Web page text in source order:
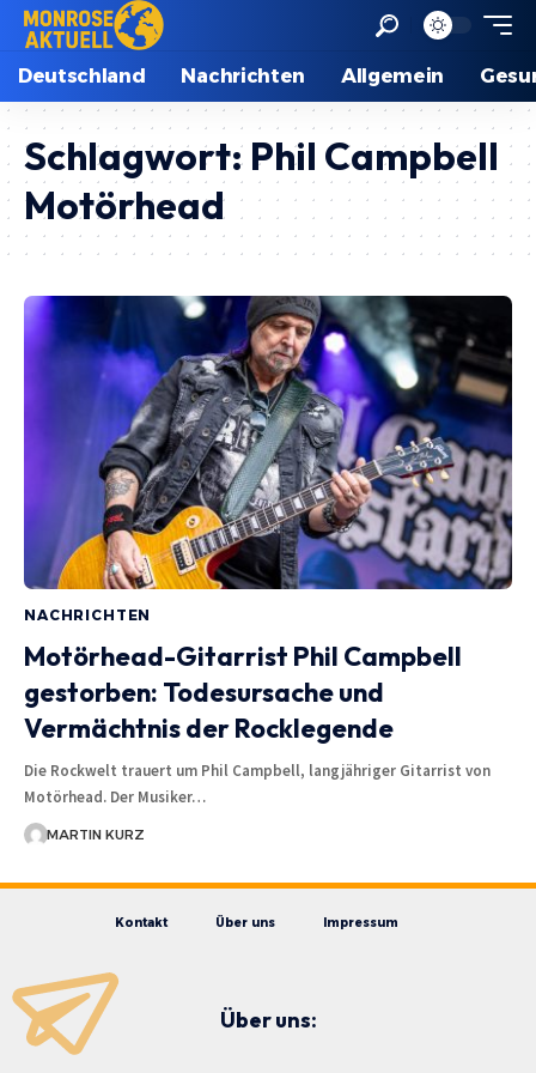
Deutschland Nachrichten Allgemein
Schlagwort: Phil Campbell
Motörhead
NACHRICHTEN
Motörhead-Gitarrist Phil Campbell
gestorben: Todesursache und
Vermächtnis der Rocklegende
Die Rockwelt trauert um Phil Campbell, langjähriger Gitarrist von
Motörhead. Der Musiker…
MARTIN KURZ
Kontakt Über uns Impressum
Über uns: